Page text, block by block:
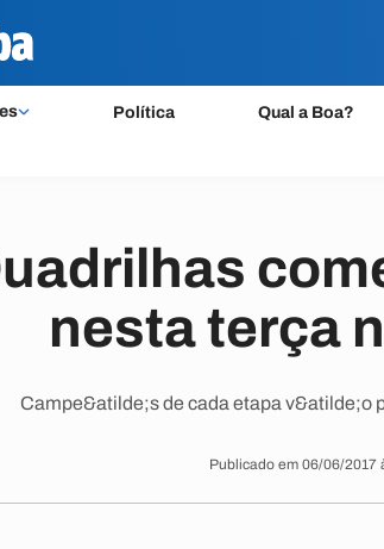
Política Qual a Boa?
nesta terça
Campe&atilde;s de cada etapa v&atilde;o
Publicado em 06/06/2017